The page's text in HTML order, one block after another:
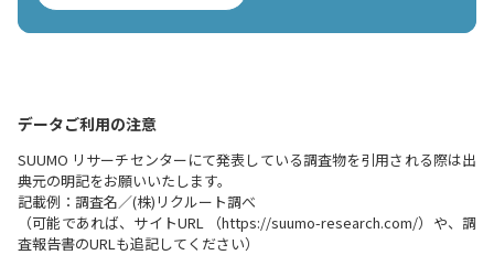
データご利用の注意
SUUMO リサーチセンターにて発表している調査物を引用される際は出
典元の明記をお願いいたします。
記載例：調査名／(株)リクルート調べ
（可能であれば、サイトURL （https://suumo-research.com/）や、調
査報告書のURLも追記してください）